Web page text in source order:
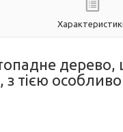
дерево,
тією